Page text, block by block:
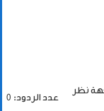
نظر
عدد الردود: 0